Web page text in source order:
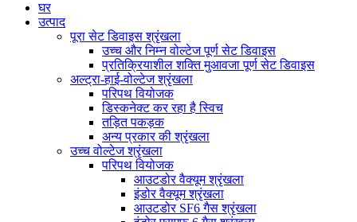
घर
उत्पाद
पूरा सेट डिवाइस श्रृंखला
उच्च और निम्न वोल्टेज पूर्ण सेट डिवाइस
प्रतिक्रियाशील शक्ति मुआवजा पूर्ण सेट डिवाइस
अल्ट्रा-हाई-वोल्टेज श्रृंखला
परिपथ वियोजक
डिस्कनेक्ट कर रहा है स्विच
तड़ित पकड़क
अन्य प्रकार की श्रृंखला
उच्च वोल्टेज श्रृंखला
परिपथ वियोजक
आउटडोर वैक्यूम श्रृंखला
इंडोर वैक्यूम श्रृंखला
आउटडोर SF6 गैस श्रृंखला